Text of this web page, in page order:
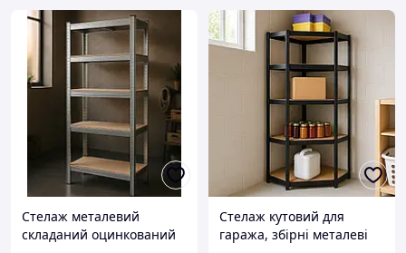
Стелаж металевий
складаний оцинкований
Стелаж кутовий для
гаража, збірні металеві